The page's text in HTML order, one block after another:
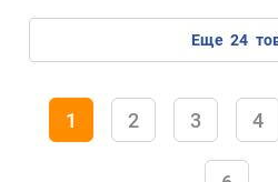
о
з
еще 24
1 2 3 4